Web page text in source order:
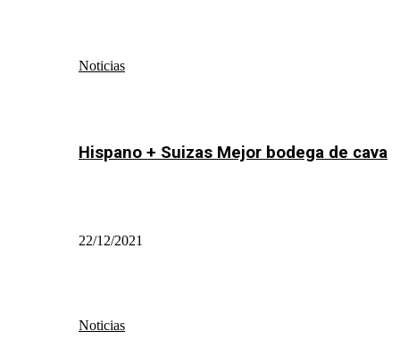
Noticias
Hispano + Suizas Mejor bodega de cava
22/12/2021
Noticias